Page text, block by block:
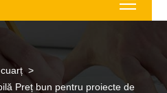
>
Preț bun pentru proiecte de